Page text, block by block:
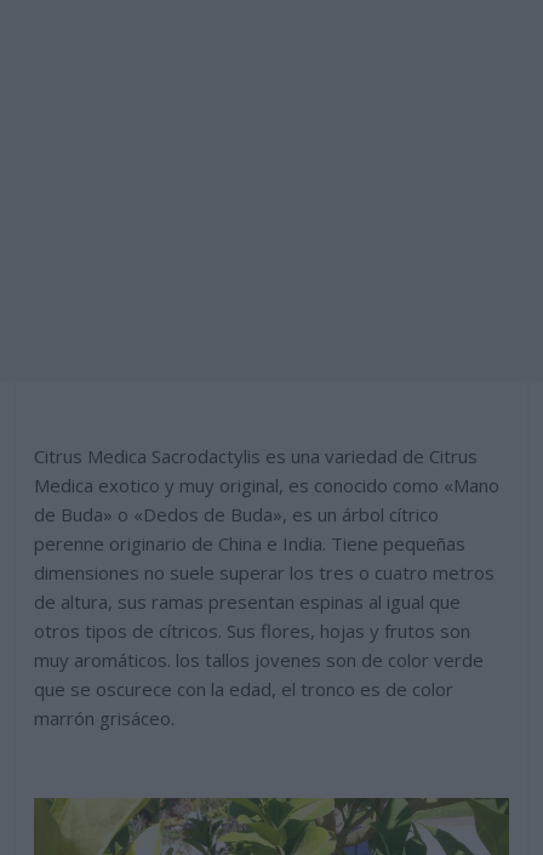
Citrus Medica Sacrodactylis es una variedad de Citrus
Medica exotico y muy original, es conocido como «Mano
de Buda» o «Dedos de Buda», es un árbol cítrico
perenne originario de China e India. Tiene pequeñas
dimensiones no suele superar los tres o cuatro metros
de altura, sus ramas presentan espinas al igual que
otros tipos de cítricos. Sus flores, hojas y frutos son
muy aromáticos. los tallos jovenes son de color verde
que se oscurece con la edad, el tronco es de color
marrón grisáceo.